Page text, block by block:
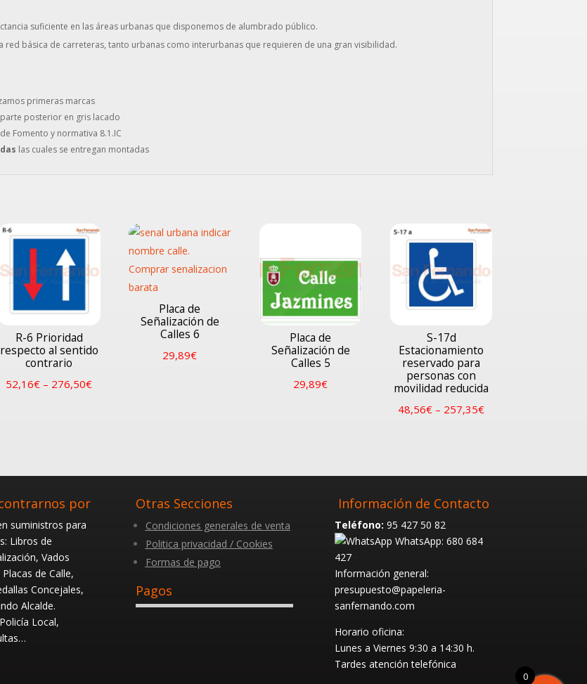
suficiente en las áreas urbanas que disponemos de alumbrado público.
básica de carreteras, tanto urbanas como interurbanas que requieren de una gran visibilidad.
primeras marcas
posterior en gris lacado
Fomento y normativa 8.1.IC
las cuales se entregan montadas
R-6 Prioridad
respecto al sentido
contrario
52,16€ – 276,50€
Placa de
Señalización de
Calles 6
29,89€
Placa de
Señalización de
Calles 5
29,89€
S-17d
Estacionamiento
reservado para
personas con
movilidad reducida
48,56€ – 257,35€
por
suministros para
Libros de
Vados
de Calle,
Concejales,
Alcalde.
Local,
Otras Secciones
Condiciones generales de venta
Politica privacidad / Cookies
Formas de pago
Pagos
Información de Contacto
Teléfono: 95 427 50 82
WhatsApp: 680 684
427
Información general:
presupuesto@papeleria-
sanfernando.com
Horario oficina:
Lunes a Viernes 9:30 a 14:30 h.
Tardes atención telefónica
0